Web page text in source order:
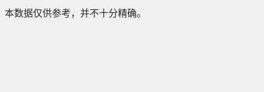
本数据仅供参考，并不十分精确。